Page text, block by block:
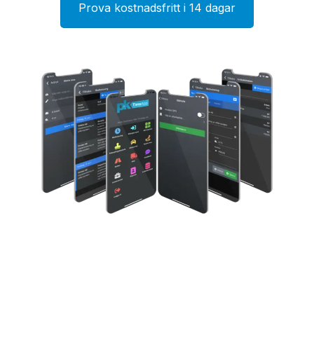
Prova kostnadsfritt i 14 dagar